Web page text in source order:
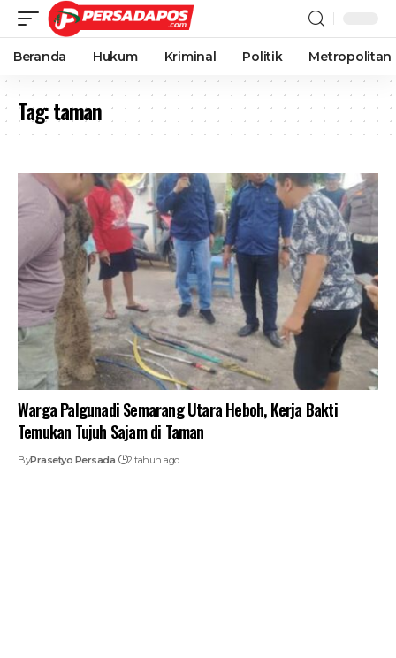
Beranda Hukum Kriminal Politik Metropolitan
Tag:taman
Warga Palgunadi Semarang Utara Heboh, Kerja Bakti
Temukan Tujuh Sajam di Taman
ByPrasetyo Persada 2 tahun ago